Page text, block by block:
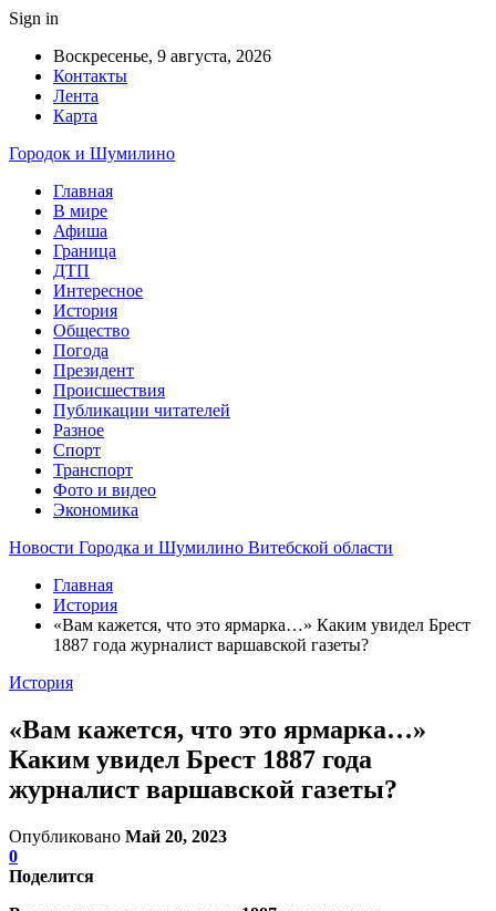
Sign in
Воскресенье, 9 августа, 2026
Контакты
Лента
Карта
Городок и Шумилино
Главная
В мире
Афиша
Граница
ДТП
Интересное
История
Общество
Погода
Президент
Происшествия
Публикации читателей
Разное
Спорт
Транспорт
Фото и видео
Экономика
Новости Городка и Шумилино Витебской области
Главная
История
«Вам кажется, что это ярмарка…» Каким увидел Брест
1887 года журналист варшавской газеты?
История
«Вам кажется, что это ярмарка…»
Каким увидел Брест 1887 года
журналист варшавской газеты?
Опубликовано Май 20, 2023
0
Поделится